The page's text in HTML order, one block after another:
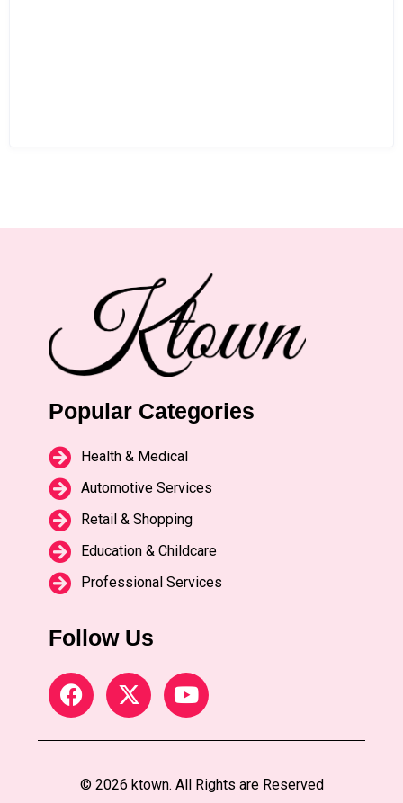
Popular Categories
Health & Medical
Automotive Services
Retail & Shopping
Education & Childcare
Professional Services
Follow Us
© 2026 ktown. All Rights are Reserved